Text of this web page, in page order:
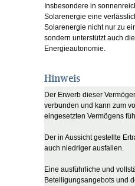
Insbesondere in
Solarenergie eine
Solarenergie nicht nur zu
sondern unterstützt auch
Energieautonomie.
Hinweis
Der Erwerb dieser
verbunden und kann zum
eingesetzten Vermögens
Der in Aussicht gestellte
auch niedriger ausfallen.
Eine ausführliche und
Beteiligungsangebots und